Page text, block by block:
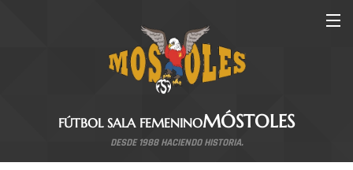
FÚTBOL SALA FEMENINOMÓSTOLES
DESDE 1988 HACIENDO HISTORIA.